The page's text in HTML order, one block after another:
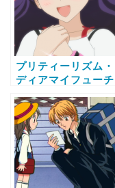
プリティーリズム・
ディアマイフューチ
画配信サービス比較
と無料で全話視聴す
る方法